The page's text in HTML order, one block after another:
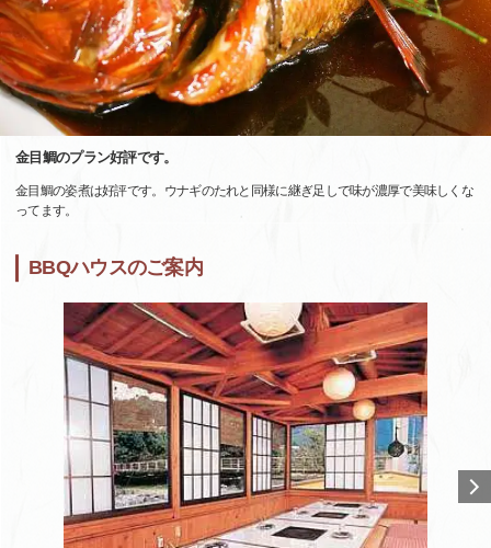
金目鯛のプラン好評です。
金目鯛の姿煮は好評です。ウナギのたれと同様に継ぎ足しで味が濃厚で美味しくな
ってます。
BBQハウスのご案内